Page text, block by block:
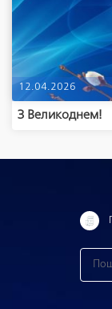
12.04.2026
З Великоднем!
н